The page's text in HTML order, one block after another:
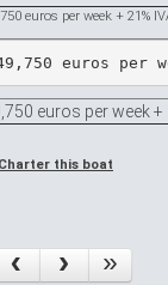
euros per week + 21%
euros per
euros per week +
this boat